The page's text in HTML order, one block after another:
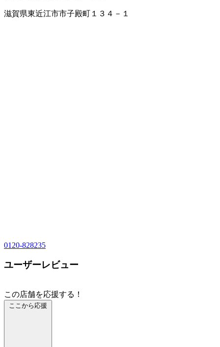
滋賀県東近江市市子殿町１３４－１
0120-828235
ユーザーレビュー
この店舗を応援する！
ここから応援